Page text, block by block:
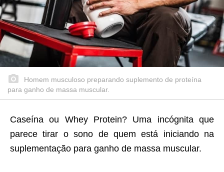
Homem musculoso preparando suplemento de proteína
para ganho de massa muscular.
Caseína ou Whey Protein? Uma incógnita que
parece tirar o sono de quem está iniciando na
suplementação para ganho de massa muscular.